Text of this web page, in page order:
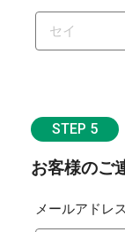
STEP 5
お客様のご
メールアドレス